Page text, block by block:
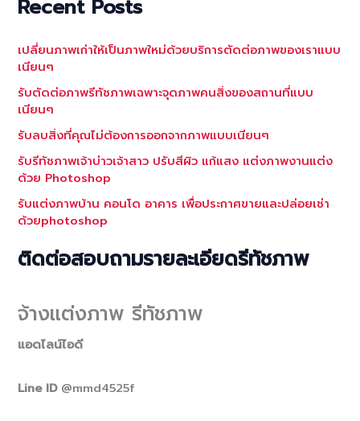
Recent Posts
เปลี่ยนภาพเก่าให้เป็นภาพใหม่ด้วยบริการตัดต่อภาพของเราแบบ
เนียนๆ
รับตัดต่อภาพรีทัชภาพเฉพาะจุดภาพคนสิ่งของสถานที่แบบ
เนียนๆ
รับลบสิ่งที่คุณไม่ต้องการออกจากภาพแบบเนียนๆ
รับรีทัชภาพเจ้าบ่าวเจ้าสาว ปรับสีผิว แก้แสง แต่งภาพงานแต่ง
ด้วย Photoshop
รับแต่งภาพบ้าน คอนโด อาคาร เพื่อประกาศขายและปล่อยเช่า
ด้วยphotoshop
ติดต่อสอบถามรายละเอียดรีทัชภาพ
จ้างแต่งภาพ รีทัชภาพ
แอดไลน์ไอดี
Line ID @mmd4525f